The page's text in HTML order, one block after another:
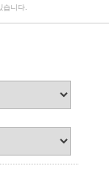
습니다.